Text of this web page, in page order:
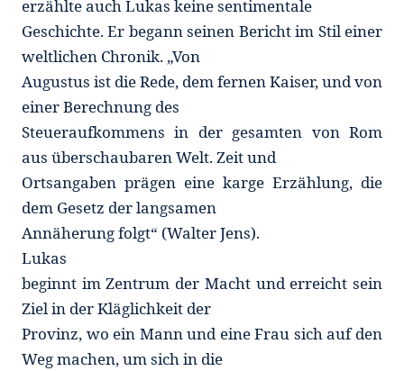
erzählte auch Lukas keine sentimentale
Geschichte. Er begann seinen Bericht im Stil einer
weltlichen Chronik. „Von
Augustus ist die Rede, dem fernen Kaiser, und von
einer Berechnung des
Steueraufkommens in der gesamten von Rom
aus überschaubaren Welt. Zeit und
Ortsangaben prägen eine karge Erzählung, die
dem Gesetz der langsamen
Annäherung folgt“ (Walter Jens).
Lukas
beginnt im Zentrum der Macht und erreicht sein
Ziel in der Kläglichkeit der
Provinz, wo ein Mann und eine Frau sich auf den
Weg machen, um sich in die